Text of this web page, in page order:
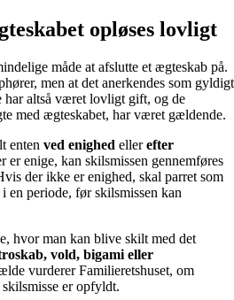
opløses lovligt
måde at afslutte et ægteskab på.
men at det anerkendes som gyldigt
har altså været lovligt gift, og de
med ægteskabet, har været gældende.
enten ved enighed ellerefter
er enige, kan skilsmissen gennemføres
der ikke er enighed, skal parret som
en periode, før skilsmissen kan
hvor man kan blive skilt med det
vold, bigami eller
vurderer Familieretshuset, om
er opfyldt.